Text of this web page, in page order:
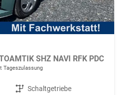
SHZ NAVI RFK PDC
Tageszulassung
Getriebe Schaltgetriebe